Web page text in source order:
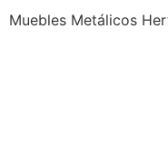
Muebles Metálicos